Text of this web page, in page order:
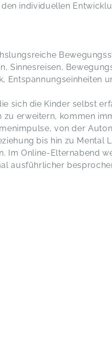
individuellen
Sinnesreisen,
Entspannungseinheiten
sich die Kinder selbst
erweitern, kommen
von der
bis hin zu Mental
Im Online-Elternabend
ausführlicher